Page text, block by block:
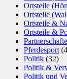
Ortsteile
Ortsteile
Ortsteile &
Ortsteile &
Pferdesport
Politik (32)
Politik &
Politik und